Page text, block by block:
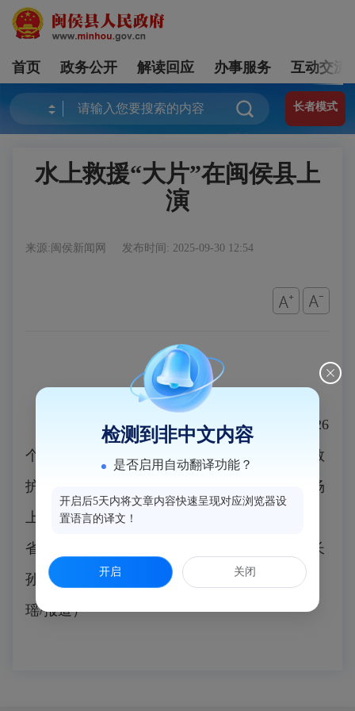
首页 政务公开 解读回应 办事服务 互动交流
长者模式
水上救援“大片”在闽侯县上
演
来源:闽侯新闻网 发布时间: 2025-09-30 12:54
日前，“应对气候致险 共护闽江安澜”纪念第26
个世界急救日暨2025年福州市红十字水上救援救
护综合演练，在闽江闽侯荆溪段水域举行，现场
上演一场贴近真实险情的“水域救援实战大考”。
省、市红十字会以及市海事局有关领导，副市长
孙晓岚、副县长叶键等出席活动。（陈堡 谢尔
瑶/报道）
检测到非中文内容
是否启用自动翻译功能？
开启后5天内将文章内容快速呈现对应浏览器设
置语言的译文！
开启 关闭